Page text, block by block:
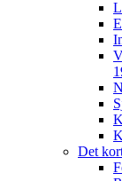
Det